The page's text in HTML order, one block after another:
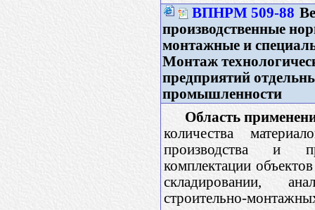
ВПНРМ 509-88
производственные
монтажные и
Монтаж
предприятий
промышленности
Область
количества
производства и
комплектации
складировании,
строительно-